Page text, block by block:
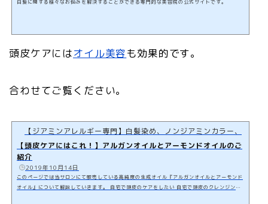
白髪に関する様々なお悩みを解決することができる専門的な美容院の公式サイトです。
頭皮ケアにはオイル美容も効果的です。
合わせてご覧ください。
【ジアミンアレルギー専門】白髪染め、ノンジアミンカラー、ヘナ
【頭皮ケアにはこれ！】アルガンオイルとアーモンドオイルのご
紹介
2019年10月14日
このページでは当サロンにて販売している高純度の生成オイル『アルガンオイルとアーモンド
オイル』について解説していきます。 自宅で頭皮のケアをしたい 自宅で頭皮のクレンジング